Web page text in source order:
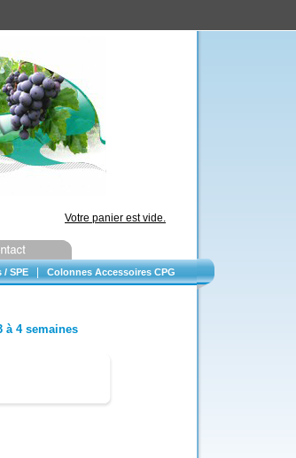
Votre panier est vide.
/ SPE Colonnes Accessoires CPG
à 4 semaines